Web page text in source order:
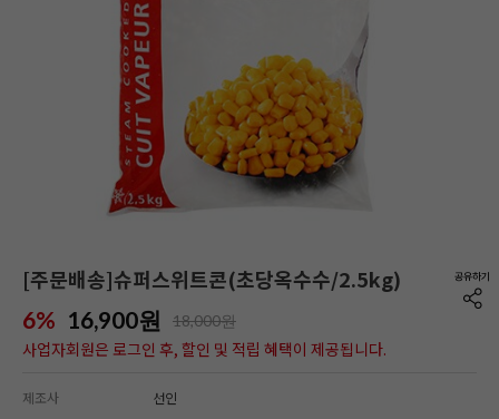
[주문배송]슈퍼스위트콘(초당옥수수/2.5kg)
6% 16,900원 18,000원
사업자회원은 로그인 후, 할인 및 적립 혜택이 제공됩니다.
제조사 선인